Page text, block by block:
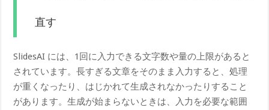
直す
SlidesAI には、1回に入力できる文字数や量の上限があると
されています。長すぎる文章をそのまま入力すると、処理
が重くなったり、はじかれて生成されなかったりすること
があります。生成が始まらないときは、入力を必要な範囲